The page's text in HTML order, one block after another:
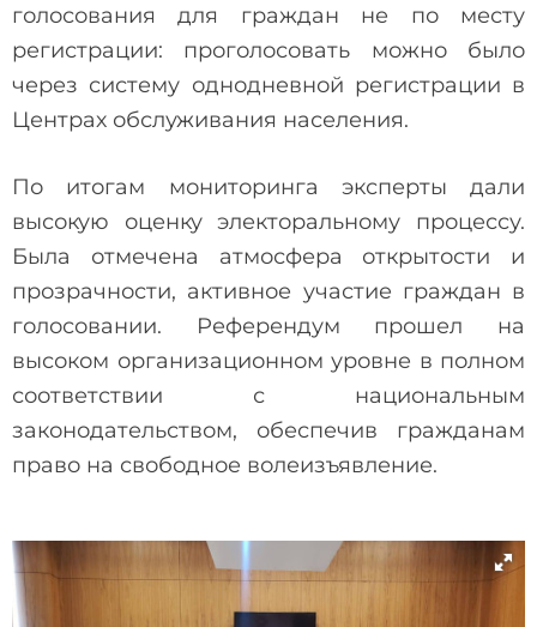
голосования для граждан не по месту
регистрации: проголосовать можно было
через систему однодневной регистрации в
Центрах обслуживания населения.
По итогам мониторинга эксперты дали
высокую оценку электоральному процессу.
Была отмечена атмосфера открытости и
прозрачности, активное участие граждан в
голосовании. Референдум прошел на
высоком организационном уровне в полном
соответствии с национальным
законодательством, обеспечив гражданам
право на свободное волеизъявление.